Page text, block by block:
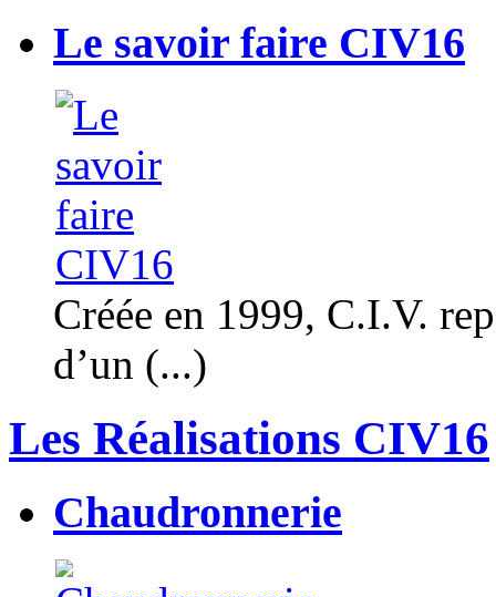
Le savoir faire CIV16
Créée en 1999, C.I.V.
d’un (...)
Les Réalisations CIV16
Chaudronnerie